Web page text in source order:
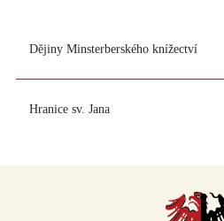
Dějiny Minsterberského knížectví
Hranice sv. Jana